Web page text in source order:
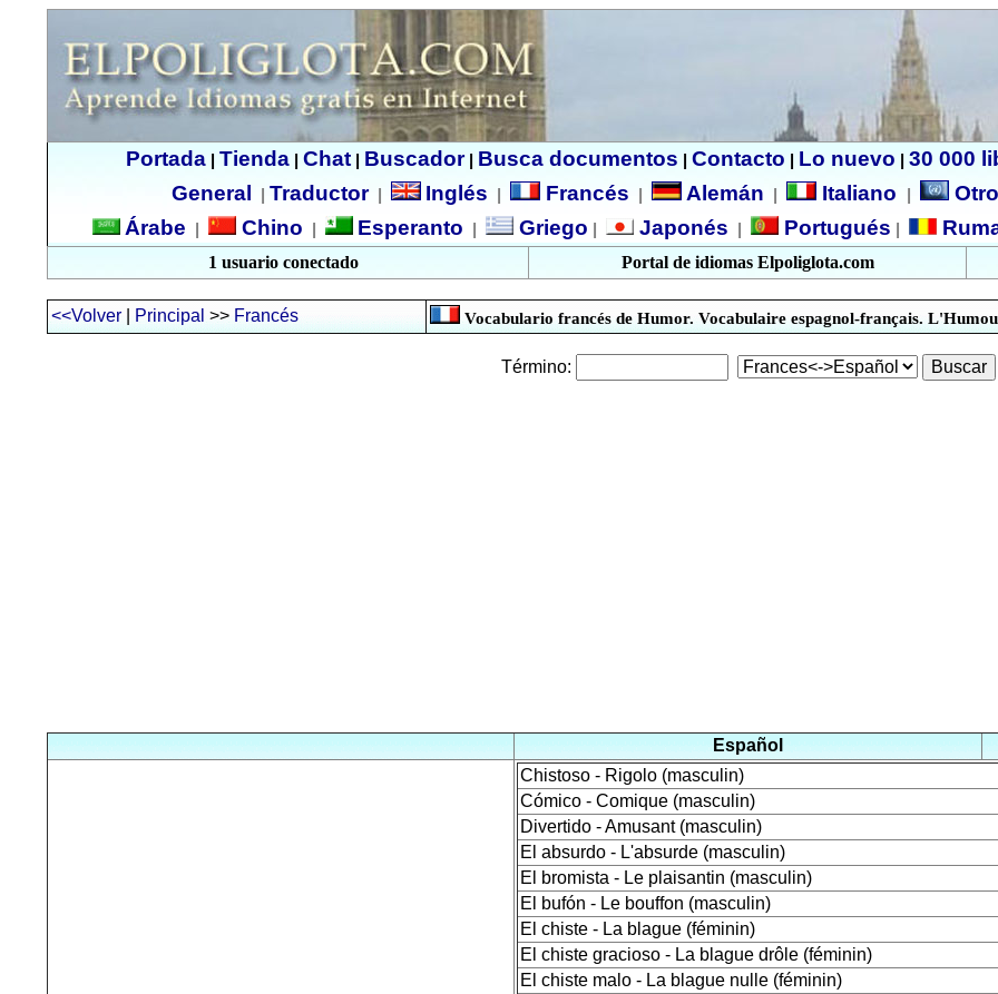
Portada| Tienda| Chat| Buscador| Busca documentos Contacto Lo nuevo 30 000
General
Traductor| Inglés Francés Alemán Italiano
Árabe
Chino Esperanto Griego Japonés Portugués
1 usuario conectado Portal de idiomas Elpoliglota.com
<<Volver Principal >> Francés Vocabulario francés de Humor. Vocabulaire espagnol-français.
Término:
Español
Chistoso - Rigolo (masculin)
Cómico - Comique (masculin)
Divertido - Amusant (masculin)
El absurdo - L'absurde (masculin)
El bromista - Le plaisantin (masculin)
El bufón - Le bouffon (masculin)
El chiste - La blague (féminin)
El chiste gracioso - La blague drôle (féminin)
El chiste malo - La blague nulle (féminin)